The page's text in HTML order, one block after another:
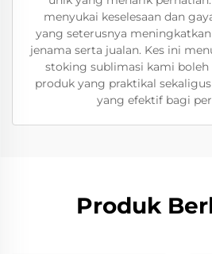
menyukai keselesaan dan
yang seterusnya
jenama serta jualan. Kes ini
stoking sublimasi kami boleh
produk yang praktikal
yang efektif bagi
Produk